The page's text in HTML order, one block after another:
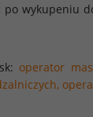
operator